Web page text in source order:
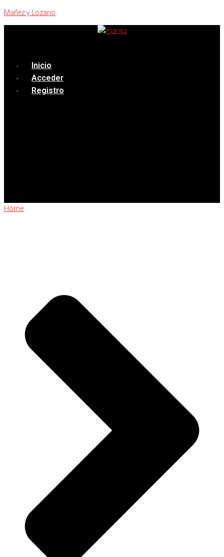
Mañez y Lozano
Inicio
Acceder
Registro
Home